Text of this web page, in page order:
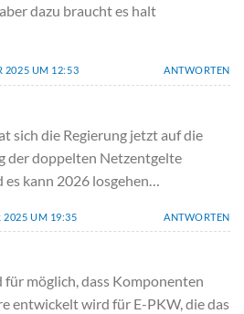
dazu braucht es halt
2025 UM 12:53 ANTWORTEN
sich die Regierung jetzt auf die
der doppelten Netzentgelte
kann 2026 losgehen…
2025 UM 19:35 ANTWORTEN
für möglich, dass Komponenten
entwickelt wird für E-PKW, die das